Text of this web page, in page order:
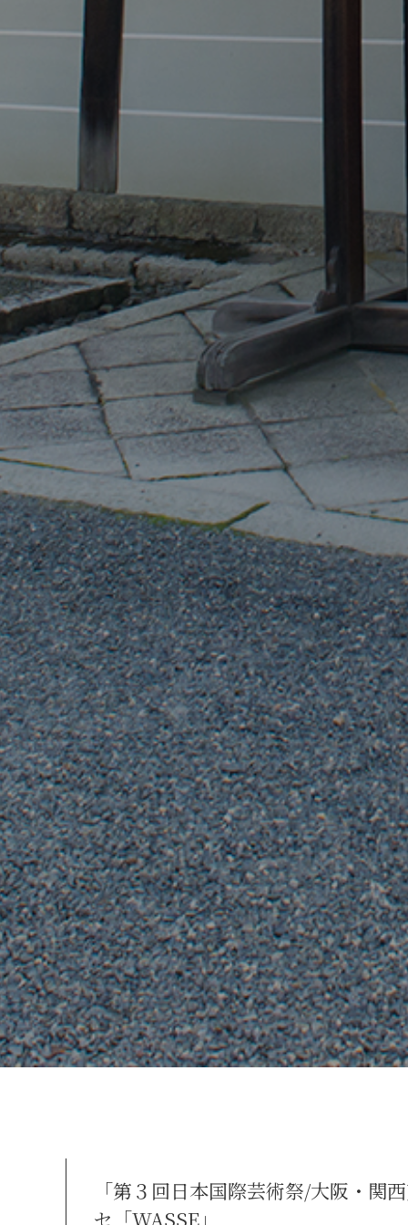
「第３回日本国際芸術祭/大阪・関
セ「WASSE」